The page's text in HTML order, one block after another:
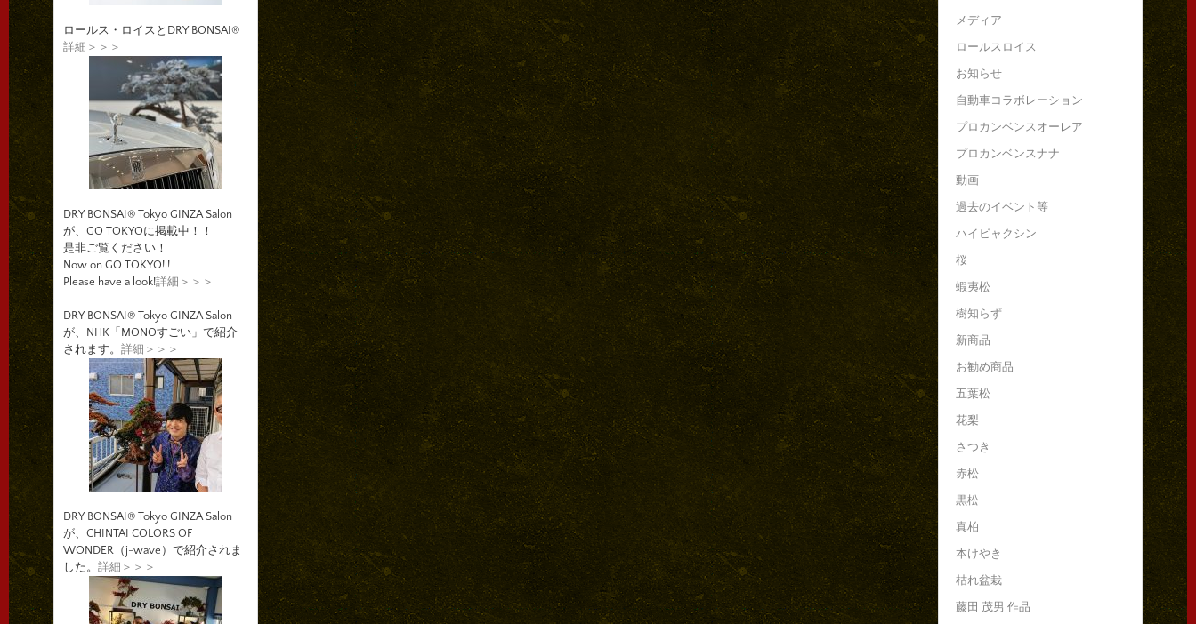
メディア
ロールスロイス
お知らせ
自動車コラボレーション
プロカンベンスオーレア
プロカンベンスナナ
動画
過去のイベント等
ハイビャクシン
桜
蝦夷松
樹知らず
新商品
お勧め商品
五葉松
花梨
さつき
赤松
黒松
真柏
本けやき
枯れ盆栽
藤田 茂男 作品
ロールス・ロイスとDRY BONSAI®
詳細＞＞＞
DRY BONSAI® Tokyo GINZA Salon
が、GO TOKYOに掲載中！！
是非ご覧ください！
Now on GO TOKYO! !
Please have a look!詳細＞＞＞
DRY BONSAI® Tokyo GINZA Salon
が、NHK「MONOすごい」で紹介
されます。 詳細＞＞＞
DRY BONSAI® Tokyo GINZA Salon
が、CHINTAI COLORS OF
WONDER（j-wave）で紹介されま
した。 詳細＞＞＞